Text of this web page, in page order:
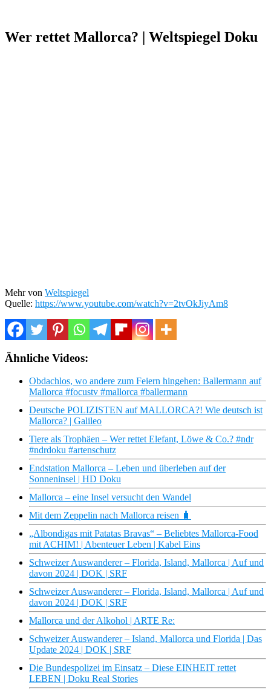
Wer rettet Mallorca? | Weltspiegel Doku
Mehr von Weltspiegel
Quelle: https://www.youtube.com/watch?v=2tvOkJiyAm8
Ähnliche Videos:
Obdachlos, wo andere zum Feiern hingehen: Ballermann auf
Mallorca #focustv #mallorca #ballermann
Deutsche POLIZISTEN auf MALLORCA?! Wie deutsch ist
Mallorca? | Galileo
Tiere als Trophäen – Wer rettet Elefant, Löwe & Co.? #ndr
#ndrdoku #artenschutz
Endstation Mallorca – Leben und überleben auf der
Sonneninsel | HD Doku
Mallorca – eine Insel versucht den Wandel
Mit dem Zeppelin nach Mallorca reisen 🧳
„Albondigas mit Patatas Bravas“ – Beliebtes Mallorca-Food
mit ACHIM! | Abenteuer Leben | Kabel Eins
Schweizer Auswanderer – Florida, Island, Mallorca | Auf und
davon 2024 | DOK | SRF
Schweizer Auswanderer – Florida, Island, Mallorca | Auf und
davon 2024 | DOK | SRF
Mallorca und der Alkohol | ARTE Re:
Schweizer Auswanderer – Island, Mallorca und Florida | Das
Update 2024 | DOK | SRF
Die Bundespolizei im Einsatz – Diese EINHEIT rettet
LEBEN | Doku Real Stories